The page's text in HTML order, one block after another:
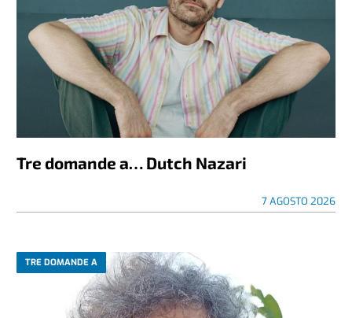
Tre domande a… Dutch Nazari
7 AGOSTO 2026
TRE DOMANDE A